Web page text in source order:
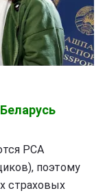
РСА
поэтому
страховых